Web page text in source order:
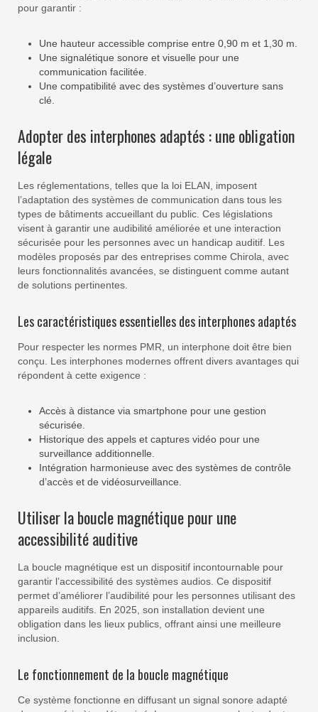
pour garantir :
Une hauteur accessible comprise entre 0,90 m et 1,30 m.
Une signalétique sonore et visuelle pour une
communication facilitée.
Une compatibilité avec des systèmes d’ouverture sans
clé.
Adopter des interphones adaptés : une obligation
légale
Les réglementations, telles que la loi ELAN, imposent
l’adaptation des systèmes de communication dans tous les
types de bâtiments accueillant du public. Ces législations
visent à garantir une audibilité améliorée et une interaction
sécurisée pour les personnes avec un handicap auditif. Les
modèles proposés par des entreprises comme Chirola, avec
leurs fonctionnalités avancées, se distinguent comme autant
de solutions pertinentes.
Les caractéristiques essentielles des interphones adaptés
Pour respecter les normes PMR, un interphone doit être bien
conçu. Les interphones modernes offrent divers avantages qui
répondent à cette exigence :
Accès à distance via smartphone pour une gestion
sécurisée.
Historique des appels et captures vidéo pour une
surveillance additionnelle.
Intégration harmonieuse avec des systèmes de contrôle
d’accès et de vidéosurveillance.
Utiliser la boucle magnétique pour une
accessibilité auditive
La boucle magnétique est un dispositif incontournable pour
garantir l’accessibilité des systèmes audios. Ce dispositif
permet d’améliorer l’audibilité pour les personnes utilisant des
appareils auditifs. En 2025, son installation devient une
obligation dans les lieux publics, offrant ainsi une meilleure
inclusion.
Le fonctionnement de la boucle magnétique
Ce système fonctionne en diffusant un signal sonore adapté